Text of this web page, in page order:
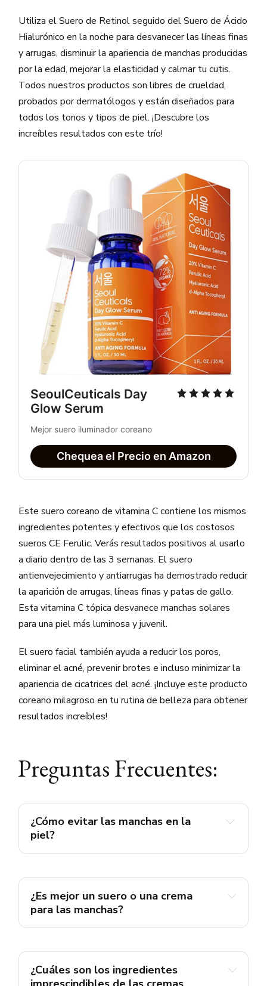
Utiliza el Suero de Retinol seguido del Suero de Ácido
Hialurónico en la noche para desvanecer las líneas finas
y arrugas, disminuir la apariencia de manchas producidas
por la edad, mejorar la elasticidad y calmar tu cutis.
Todos nuestros productos son libres de crueldad,
probados por dermatólogos y están diseñados para
todos los tonos y tipos de piel. ¡Descubre los
increíbles resultados con este trío!
SeoulCeuticals Day
Glow Serum
Mejor suero iluminador coreano
Chequea el Precio en Amazon
Este suero coreano de vitamina C contiene los mismos
ingredientes potentes y efectivos que los costosos
sueros CE Ferulic. Verás resultados positivos al usarlo
a diario dentro de las 3 semanas. El suero
antienvejecimiento y antiarrugas ha demostrado reducir
la aparición de arrugas, líneas finas y patas de gallo.
Esta vitamina C tópica desvanece manchas solares
para una piel más luminosa y juvenil.
El suero facial también ayuda a reducir los poros,
eliminar el acné, prevenir brotes e incluso minimizar la
apariencia de cicatrices del acné. ¡Incluye este producto
coreano milagroso en tu rutina de belleza para obtener
resultados increíbles!
Preguntas Frecuentes:
¿Cómo evitar las manchas en la
piel?
protector solar
¿Es mejor un suero o una crema
para las manchas?
sueros
¿Cuáles son los ingredientes